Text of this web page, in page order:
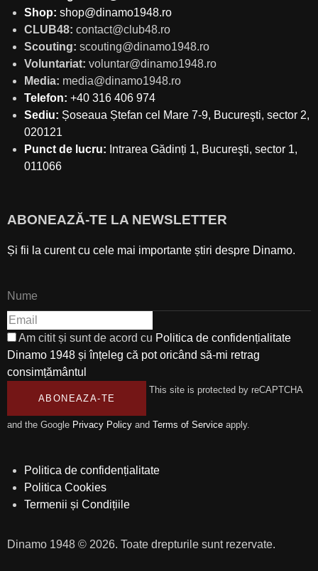
Shop: shop@dinamo1948.ro
CLUB48: contact@club48.ro
Scouting: scouting@dinamo1948.ro
Voluntariat: voluntar@dinamo1948.ro
Media: media@dinamo1948.ro
Telefon: +40 316 406 974
Sediu: Șoseaua Ștefan cel Mare 7-9, Bucureşti, sector 2,
020121
Punct de lucru: Intrarea Gădinți 1, Bucureşti, sector 1,
011066
ABONEAZĂ-TE LA NEWSLETTER
Și fii la curent cu cele mai importante știri despre Dinamo.
Am citit și sunt de acord cu Politica de confidențialitate
Dinamo 1948 și înțeleg că pot oricând să-mi retrag
consimțământul
ABONEAZA-TE
This site is protected by reCAPTCHA
and the Google Privacy Policy and Terms of Service apply.
Politica de confidențialitate
Politica Cookies
Termenii și Condițiile
Dinamo 1948 © 2026. Toate drepturile sunt rezervate.